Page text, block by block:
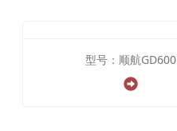
型号：顺航GD600